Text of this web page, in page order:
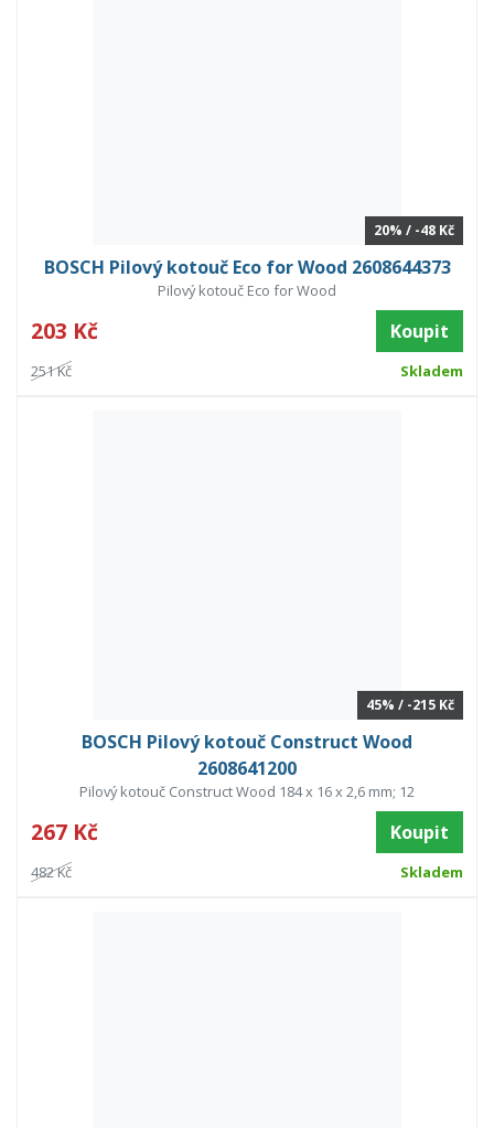
20% / -48 Kč
BOSCH Pilový kotouč Eco for Wood 2608644373
Pilový kotouč Eco for Wood
203 Kč Koupit
251 Kč Skladem
45% / -215 Kč
BOSCH Pilový kotouč Construct Wood
2608641200
Pilový kotouč Construct Wood 184 x 16 x 2,6 mm; 12
267 Kč Koupit
482 Kč Skladem